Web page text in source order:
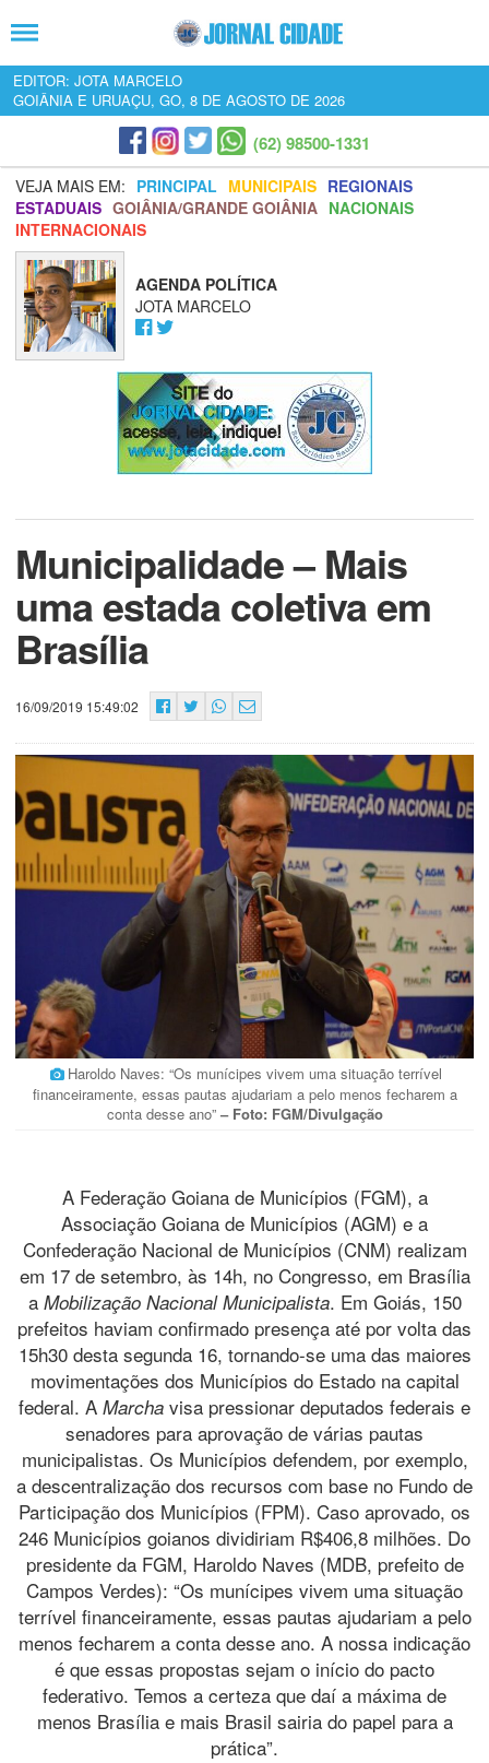
EDITOR: JOTA MARCELO
GOIÂNIA E URUAÇU, GO, 8 DE AGOSTO DE 2026
(62) 98500-1331
VEJA MAIS EM: PRINCIPAL MUNICIPAIS REGIONAIS
ESTADUAIS GOIÂNIA/GRANDE GOIÂNIA NACIONAIS
INTERNACIONAIS
AGENDA POLÍTICA
JOTA MARCELO
Municipalidade – Mais
uma estada coletiva em
Brasília
16/09/2019 15:49:02
Haroldo Naves: “Os munícipes vivem uma situação terrível
financeiramente, essas pautas ajudariam a pelo menos fecharem a
conta desse ano” – Foto: FGM/Divulgação
A Federação Goiana de Municípios (FGM), a
Associação Goiana de Municípios (AGM) e a
Confederação Nacional de Municípios (CNM) realizam
em 17 de setembro, às 14h, no Congresso, em Brasília
a Mobilização Nacional Municipalista. Em Goiás, 150
prefeitos haviam confirmado presença até por volta das
15h30 desta segunda 16, tornando-se uma das maiores
movimentações dos Municípios do Estado na capital
federal. A Marcha visa pressionar deputados federais e
senadores para aprovação de várias pautas
municipalistas. Os Municípios defendem, por exemplo,
a descentralização dos recursos com base no Fundo de
Participação dos Municípios (FPM). Caso aprovado, os
246 Municípios goianos dividiriam R$406,8 milhões. Do
presidente da FGM, Haroldo Naves (MDB, prefeito de
Campos Verdes): “Os munícipes vivem uma situação
terrível financeiramente, essas pautas ajudariam a pelo
menos fecharem a conta desse ano. A nossa indicação
é que essas propostas sejam o início do pacto
federativo. Temos a certeza que daí a máxima de
menos Brasília e mais Brasil sairia do papel para a
prática”.